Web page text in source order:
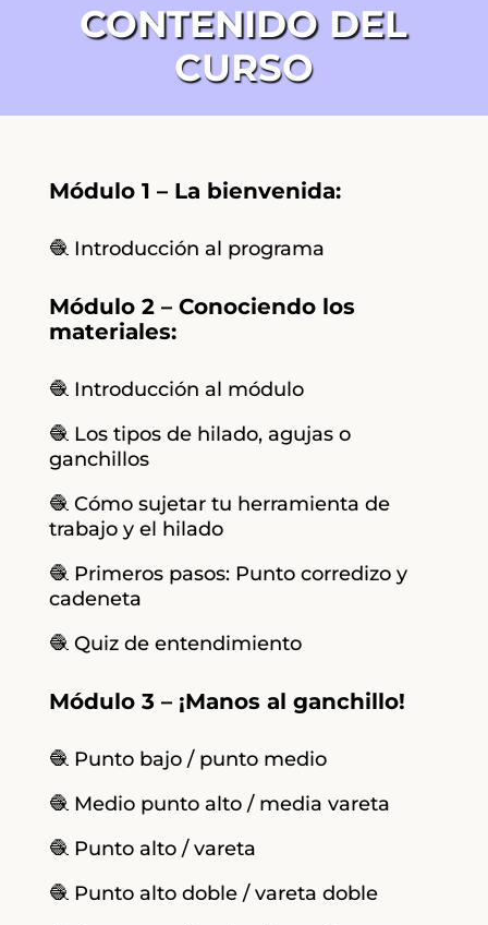
CONTENIDO DEL
CURSO
Módulo 1 – La bienvenida:
🧶 Introducción al programa
Módulo 2 – Conociendo los
materiales:
🧶 Introducción al módulo
🧶 Los tipos de hilado, agujas o
ganchillos
🧶 Cómo sujetar tu herramienta de
trabajo y el hilado
🧶 Primeros pasos: Punto corredizo y
cadeneta
🧶 Quiz de entendimiento
Módulo 3 – ¡Manos al ganchillo!
🧶 Punto bajo / punto medio
🧶 Medio punto alto / media vareta
🧶 Punto alto / vareta
🧶 Punto alto doble / vareta doble